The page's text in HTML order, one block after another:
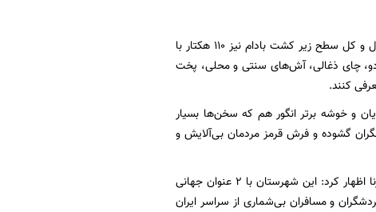
سطح باغ‌های گردو در روستای علی‌آباد دمق ۳۳۴ هکتار با میزان تولید یک‌هزار و ۱۸ تُن در سال و کل سطح زیر کشت بادام نیز ۱۱۰ هکتار با
و گردو، چای ذغالی، آش‌های سنتی و محلی، پخت
کنند.
و خوشه برتر انگور هم که سخن‌ها بسیار
گشوده و فرش قرمز مردمان بی‌آلایش و
رئیس اداره میراث فرهنگی، گردشگری و صنایع دستی ملایر در همین راستا در گفت و گو با ایرنا اظهار کرد: این شهرستان با ۲ عنوان جهانی
و مسافران بی‌شماری از سراسر ایران